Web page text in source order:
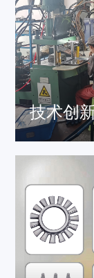
技术创
坚持“精心、